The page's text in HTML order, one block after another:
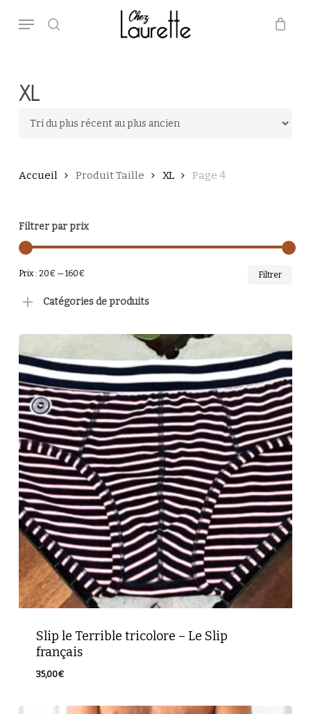
main
search
Menu
Panier Close
XL
Accueil Produit Taille XL Page 4
Filtrer par prix
Filtrer
Prix : 20€ —160€
Catégories de produits
Slip le Terrible tricolore – Le Slip
français
35,00€